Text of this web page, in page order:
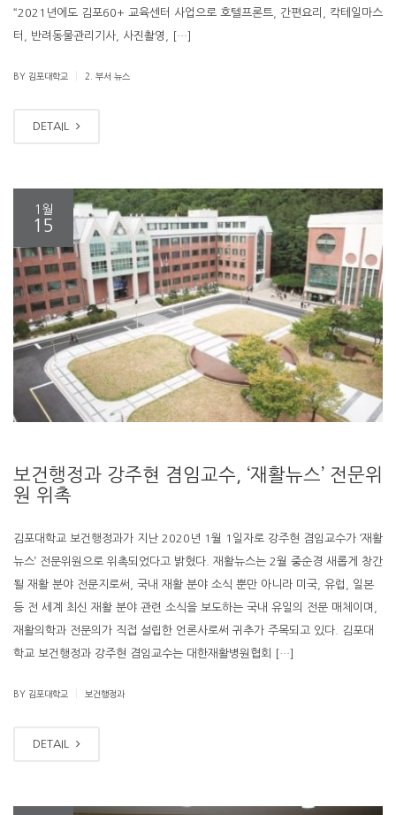
“2021년에도 김포60+ 교육센터 사업으로 호텔프론트, 간편요리, 칵테일마스
터, 반려동물관리기사, 사진촬영, […]
BY 김포대학교 2. 부서 뉴스
DETAIL
1월
15
보건행정과 강주현 겸임교수, ‘재활뉴스’ 전문위
원 위촉
김포대학교 보건행정과가 지난 2020년 1월 1일자로 강주현 겸임교수가 ‘재활
뉴스’ 전문위원으로 위촉되었다고 밝혔다. 재활뉴스는 2월 중순경 새롭게 창간
될 재활 분야 전문지로써, 국내 재활 분야 소식 뿐만 아니라 미국, 유럽, 일본
등 전 세계 최신 재활 분야 관련 소식을 보도하는 국내 유일의 전문 매체이며,
재활의학과 전문의가 직접 설립한 언론사로써 귀추가 주목되고 있다. 김포대
학교 보건행정과 강주현 겸임교수는 대한재활병원협회 […]
BY 김포대학교 보건행정과
DETAIL